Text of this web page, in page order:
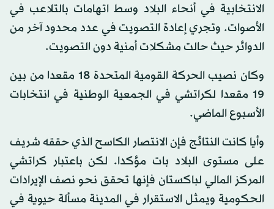
الانتخابية في أنحاء البلاد وسط اتهامات بالتلاعب في
الأصوات. وتجري إعادة التصويت في عدد محدود آخر من
الدوائر حيث حالت مشكلات أمنية دون التصويت.
وكان نصيب الحركة القومية المتحدة 18 مقعدا من بين
19 مقعدا لكراتشي في الجمعية الوطنية في انتخابات
الأسبوع الماضي.
وأيا كانت النتائج فإن الانتصار الكاسح الذي حققه شريف
على مستوى البلاد بات مؤكدا. لكن باعتبار كراتشي
المركز المالي لباكستان فإنها تحقق نحو نصف الإيرادات
الحكومية ويمثل الاستقرار في المدينة مسألة حيوية في